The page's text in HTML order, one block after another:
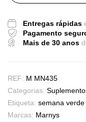
Entregas rápidas
Pagamento
Mais de 30 anos
REF: M MN435
Categorias:
Etiqueta: semana verde
Marcas: Marnys